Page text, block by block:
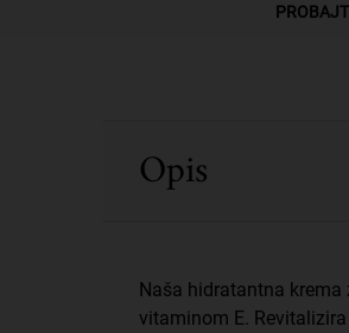
Opis
Naša hidratantna
vitaminom E.